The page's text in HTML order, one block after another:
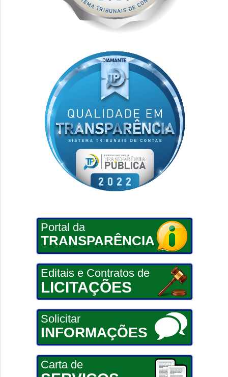
Portal da
TRANSPARÊNCIA
Editais e Contratos de
LICITAÇÕES
Solicitar
INFORMAÇÕES
Carta de